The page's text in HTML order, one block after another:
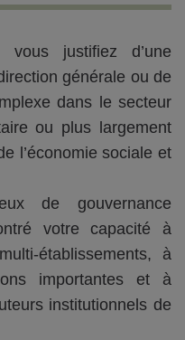
vous justifiez d’une
générale ou de
dans le secteur
ou plus largement
l’économie sociale et
de gouvernance
votre capacité à
établissements, à
importantes et à
institutionnels de